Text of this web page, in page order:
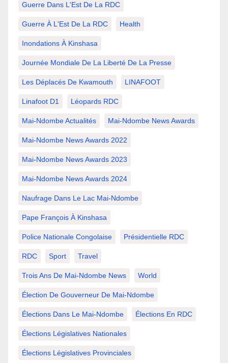
Guerre Dans L'Est De La RDC
Guerre À L'Est De La RDC Health
Inondations À Kinshasa
Journée Mondiale De La Liberté De La Presse
Les Déplacés De Kwamouth LINAFOOT
Linafoot D1 Léopards RDC
Mai-Ndombe Actualités Mai-Ndombe News Awards
Mai-Ndombe News Awards 2022
Mai-Ndombe News Awards 2023
Mai-Ndombe News Awards 2024
Naufrage Dans Le Lac Mai-Ndombe
Pape François À Kinshasa
Police Nationale Congolaise Présidentielle RDC
RDC Sport Travel
Trois Ans De Mai-Ndombe News World
Élection De Gouverneur De Mai-Ndombe
Élections Dans Le Mai-Ndombe Élections En RDC
Élections Législatives Nationales
Élections Législatives Provinciales